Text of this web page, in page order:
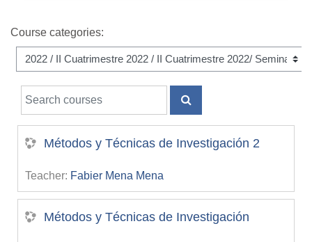
Course categories:
Search courses
SEARCH COURSES
Métodos y Técnicas de Investigación 2
Teacher: Fabier Mena Mena
Métodos y Técnicas de Investigación